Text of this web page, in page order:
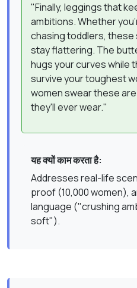
"Finally, leggings that
ambitions. Whether
chasing toddlers, these
stay flattering. The
hugs your curves while
survive your toughest
women swear these
they'll ever wear."
यह क्यों काम करता है:
Addresses real-life
proof (10,000 women),
language ("crushing
soft").